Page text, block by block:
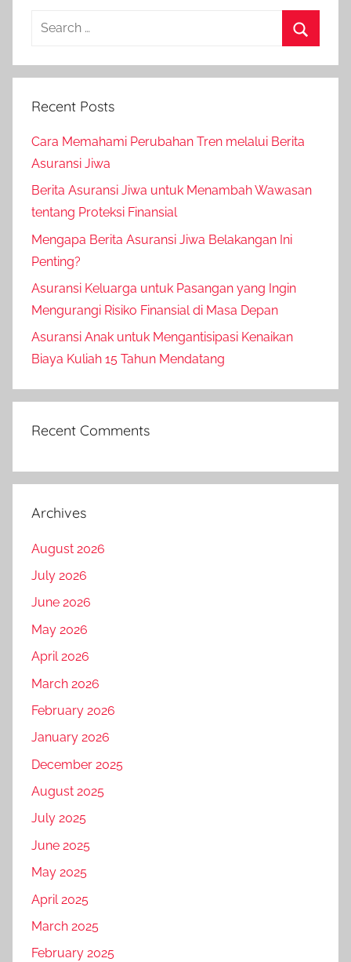
Recent Posts
Cara Memahami Perubahan Tren melalui Berita
Asuransi Jiwa
Berita Asuransi Jiwa untuk Menambah Wawasan
tentang Proteksi Finansial
Mengapa Berita Asuransi Jiwa Belakangan Ini
Penting?
Asuransi Keluarga untuk Pasangan yang Ingin
Mengurangi Risiko Finansial di Masa Depan
Asuransi Anak untuk Mengantisipasi Kenaikan
Biaya Kuliah 15 Tahun Mendatang
Recent Comments
Archives
August 2026
July 2026
June 2026
May 2026
April 2026
March 2026
February 2026
January 2026
December 2025
August 2025
July 2025
June 2025
May 2025
April 2025
March 2025
February 2025